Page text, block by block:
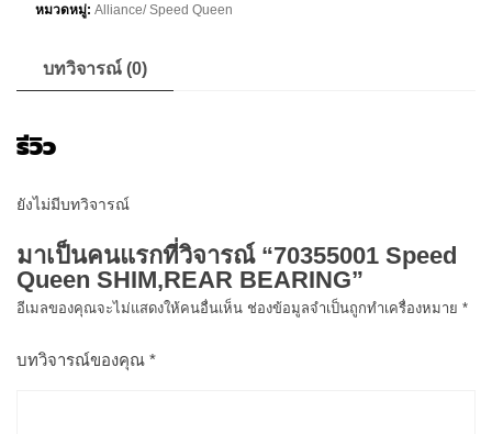
หมวดหมู่: Alliance/ Speed Queen
บทวิจารณ์ (0)
รีวิว
ยังไม่มีบทวิจารณ์
มาเป็นคนแรกที่วิจารณ์ “70355001 Speed
Queen SHIM,REAR BEARING”
อีเมลของคุณจะไม่แสดงให้คนอื่นเห็น ช่องข้อมูลจำเป็นถูกทำเครื่องหมาย *
บทวิจารณ์ของคุณ *